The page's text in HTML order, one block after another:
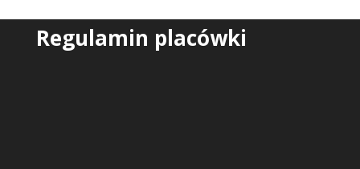
Regulamin placówki